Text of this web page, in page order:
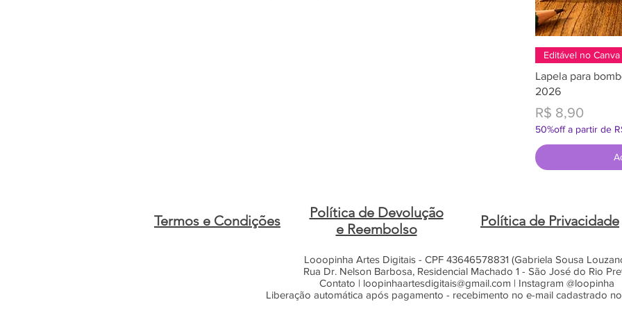
Editável no Canva
Lapela para
2026
Preço
R$ 8,90
50%off a partir de
Termos e Condições
Política de Devolução
e Reembolso
Política de Privacidade
Looopinha Artes Digitais - CPF 43646578831 (Gabriela Sousa
Rua Dr. Nelson Barbosa, Residencial Machado 1 - São José do Rio
Contato | loopinhaartesdigitais@gmail.com | Instagram @loopinha
Liberação automática após pagamento - recebimento no e-mail cadastrado